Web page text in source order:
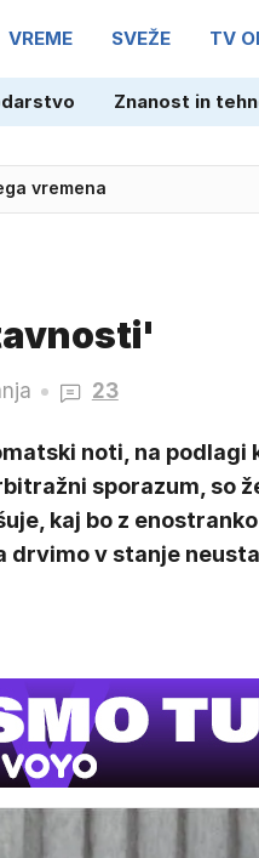
VREME SVEŽE TV
Znanost in
vremena
23
noti, na podlagi
sporazum, so
kaj bo z
drvimo v stanje